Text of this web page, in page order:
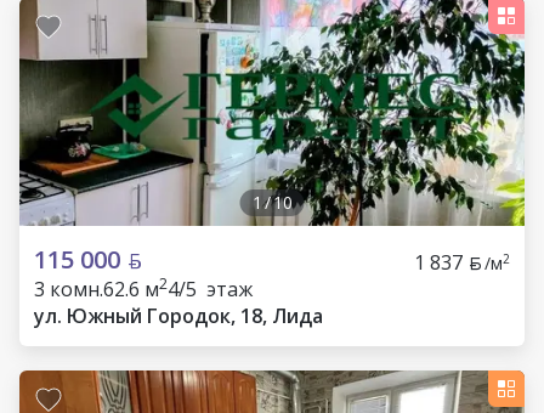
1 /10
115 000 1 837 /м2
3 комн.62.6 м24/5 этаж
ул. Южный Городок, 18, Лида